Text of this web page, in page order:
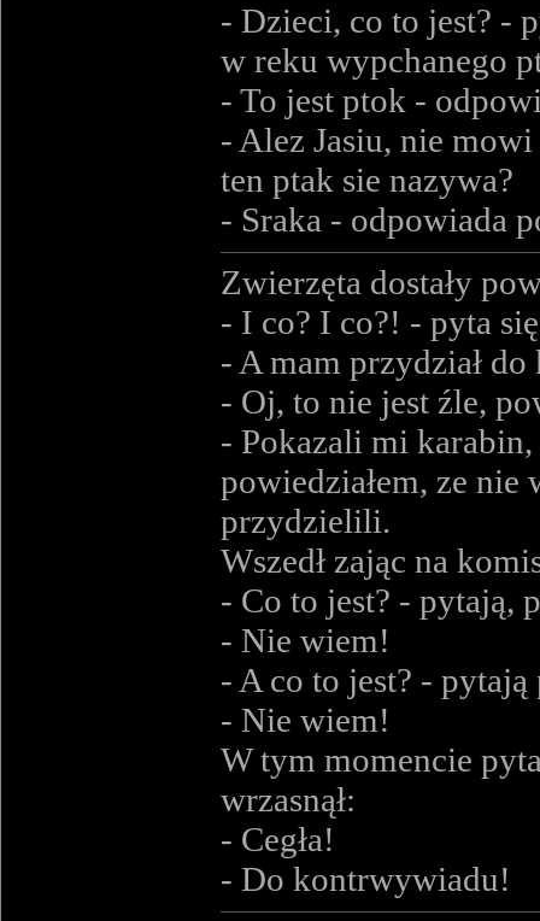
- Dzieci, co to jest? -
w reku wypchanego
- To jest ptok -
- Alez Jasiu, nie
ten ptak sie nazywa?
- Sraka - odpowiada
Zwierzęta dostały
- I co? I co?! - pyta
- A mam przydział
- Oj, to nie jest źle,
- Pokazali mi
powiedziałem, ze nie
przydzielili.
Wszedł zając na
- Co to jest? - pytają,
- Nie wiem!
- A co to jest? -
- Nie wiem!
W tym momencie
wrzasnął:
- Cegła!
- Do kontrwywiadu!